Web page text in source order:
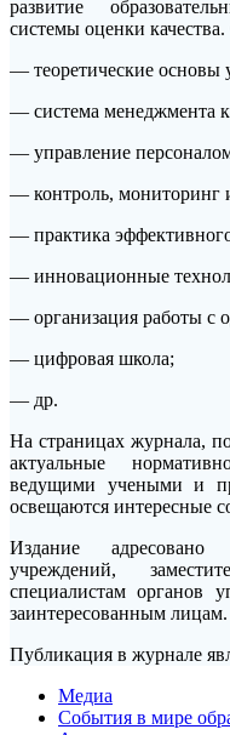
развитие
системы оценки
— теоретические основы
— система менеджмента
— управление
— контроль, мониторинг
— практика
— инновационные
— организация работы с
— цифровая школа;
— др.
На страницах журнала,
актуальные
ведущими учеными и
освещаются интересные
Издание адресовано
учреждений,
специалистам органов
заинтересованным лицам.
Публикация в журнале
Медиа
События в мире